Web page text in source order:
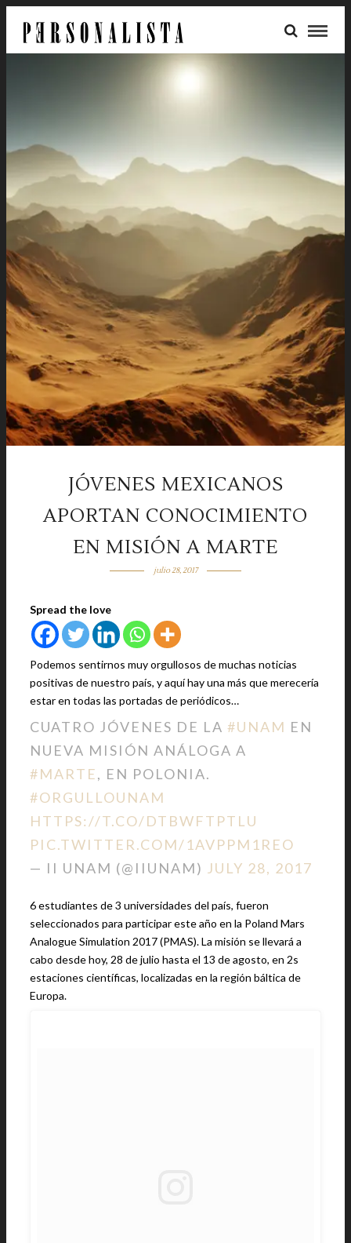
JÓVENES MEXICANOS
APORTAN CONOCIMIENTO
EN MISIÓN A MARTE
julio 28, 2017
Spread the love
Podemos sentirnos muy orgullosos de muchas noticias
positivas de nuestro país, y aquí hay una más que merecería
estar en todas las portadas de periódicos…
CUATRO JÓVENES DE LA #UNAM EN
NUEVA MISIÓN ANÁLOGA A
#MARTE, EN POLONIA.
#ORGULLOUNAM
HTTPS://T.CO/DTBWFTPTLU
PIC.TWITTER.COM/1AVPPM1REO
— II UNAM (@IIUNAM) JULY 28, 2017
6 estudiantes de 3 universidades del país, fueron
seleccionados para participar este año en la Poland Mars
Analogue Simulation 2017 (PMAS). La misión se llevará a
cabo desde hoy, 28 de julio hasta el 13 de agosto, en 2s
estaciones científicas, localizadas en la región báltica de
Europa.